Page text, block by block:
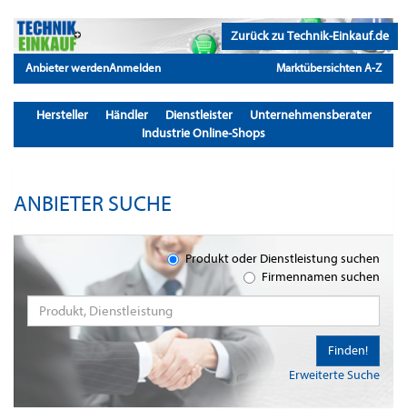
Zurück zu Technik-Einkauf.de
Anbieter werdenAnmelden Marktübersichten A-Z
Hersteller Händler Dienstleister
Unternehmensberater
Industrie Online-Shops
ANBIETER SUCHE
Produkt oder Dienstleistung suchen
Firmennamen suchen
Erweiterte Suche
Finden!